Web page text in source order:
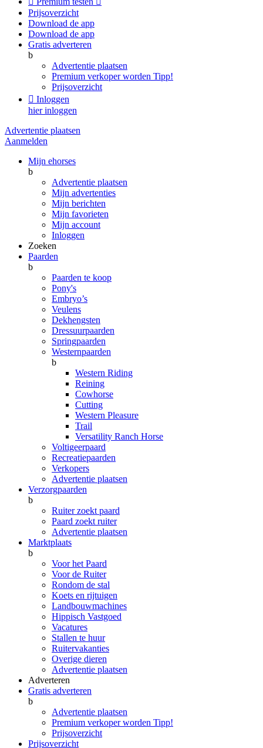
Prijsoverzicht
Download de app
Download de app
Gratis adverteren
b
Advertentie plaatsen
Premium verkoper worden Tipp!
Prijsoverzicht
 Inloggen
hier inloggen
Advertentie plaatsen
Aanmelden
Mijn ehorses
b
Advertentie plaatsen
Mijn advertenties
Mijn berichten
Mijn favorieten
Mijn account
Inloggen
Zoeken
Paarden
b
Paarden te koop
Pony's
Embryo’s
Veulens
Dekhengsten
Dressuurpaarden
Springpaarden
Westernpaarden
b
Western Riding
Reining
Cowhorse
Cutting
Western Pleasure
Trail
Versatility Ranch Horse
Voltigeerpaard
Recreatiepaarden
Verkopers
Advertentie plaatsen
Verzorgpaarden
b
Ruiter zoekt paard
Paard zoekt ruiter
Advertentie plaatsen
Marktplaats
b
Voor het Paard
Voor de Ruiter
Rondom de stal
Koets en rijtuigen
Landbouwmachines
Hippisch Vastgoed
Vacatures
Stallen te huur
Ruitervakanties
Overige dieren
Advertentie plaatsen
Adverteren
Gratis adverteren
b
Advertentie plaatsen
Premium verkoper worden Tipp!
Prijsoverzicht
Prijsoverzicht